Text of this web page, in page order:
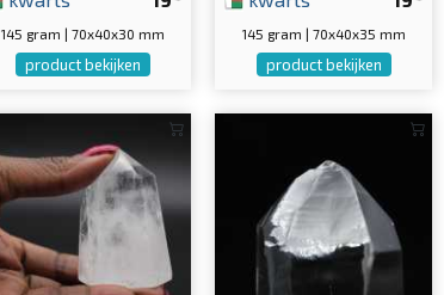
145 gram | 70x40x30 mm
product bekijken
145 gram | 70x40x35 mm
product bekijken